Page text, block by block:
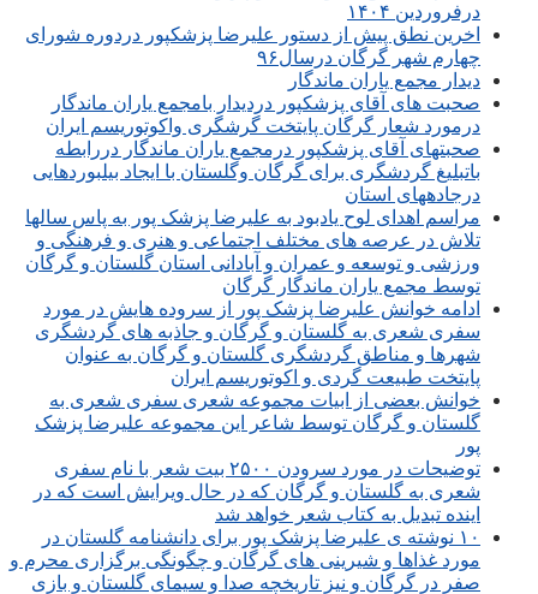
درفروردین ۱۴۰۴
اخرین نطق پیش از دستور علیرضا پزشکپور دردوره شورای
چهارم شهر گرگان درسال۹۶
دیدار مجمع یاران ماندگار
صحبت های آقای پزشکپور دردیدار بامجمع یاران ماندگار
درمورد شعار گرگان پایتخت گرشگری واکوتوریسم ایران
صحبتهای آقای پزشکپور درمجمع یاران ماندگار دررابطه
باتبلیغ گردشگری برای گرگان وگلستان با ایجاد بیلبوردهایی
درجادههای استان
مراسم اهدای لوح یادبود به علیرضا پزشک پور به پاس سالها
تلاش در عرصه های مختلف اجتماعی و هنری و فرهنگی و
ورزشی و توسعه و عمران و آبادانی استان گلستان و گرگان
توسط مجمع یاران ماندگار گرگان
ادامه خوانش علیرضا پزشک پور از سروده هایش در مورد
سفری شعری به گلستان و گرگان و جاذبه های گردشگری
شهرها و مناطق گردشگری گلستان و گرگان به عنوان
پایتخت طبیعت گردی و اکوتوریسم ایران
خوانش بعضی از ابیات مجموعه شعری سفری شعری به
گلستان و گرگان توسط شاعر این مجموعه علیرضا پزشک
پور
توضیحات در مورد سرودن ۲۵۰۰ بیت شعر با نام سفری
شعری به گلستان و گرگان که در حال ویرایش است که در
اینده تبدیل به کتاب شعر خواهد شد
۱۰ نوشته ی علیرضا پزشک پور برای دانشنامه گلستان در
مورد غذاها و شیرینی های گرگان و چگونگی برگزاری محرم و
صفر در گرگان و نیز تاریخچه صدا و سیمای گلستان و بازی